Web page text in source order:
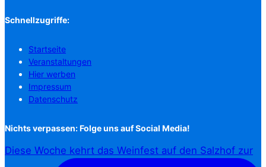
Schnellzugriffe:
Startseite
Veranstaltungen
Hier werben
Impressum
Datenschutz
Nichts verpassen: Folge uns auf Social Media!
Diese Woche kehrt das Weinfest auf den Salzhof zur